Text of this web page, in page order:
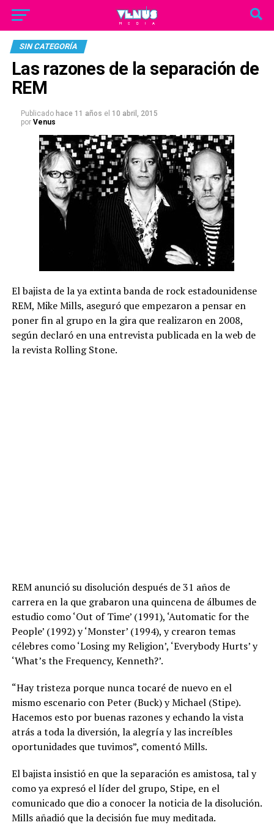
SIN CATEGORÍA
Las razones de la separación de
REM
Publicado hace 11 años el 10 abril, 2015
por Venus
El bajista de la ya extinta banda de rock estadounidense
REM, Mike Mills, aseguró que empezaron a pensar en
poner fin al grupo en la gira que realizaron en 2008,
según declaró en una entrevista publicada en la web de
la revista Rolling Stone.
REM anunció su disolución después de 31 años de
carrera en la que grabaron una quincena de álbumes de
estudio como ‘Out of Time’ (1991), ‘Automatic for the
People’ (1992) y ‘Monster’ (1994), y crearon temas
célebres como ‘Losing my Religion’, ‘Everybody Hurts’ y
‘What’s the Frequency, Kenneth?’.
“Hay tristeza porque nunca tocaré de nuevo en el
mismo escenario con Peter (Buck) y Michael (Stipe).
Hacemos esto por buenas razones y echando la vista
atrás a toda la diversión, la alegría y las increíbles
oportunidades que tuvimos”, comentó Mills.
El bajista insistió en que la separación es amistosa, tal y
como ya expresó el líder del grupo, Stipe, en el
comunicado que dio a conocer la noticia de la disolución.
Mills añadió que la decisión fue muy meditada.